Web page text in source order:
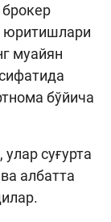
брокер
юритишлари
муайян
бўйича
суғурта
албатта